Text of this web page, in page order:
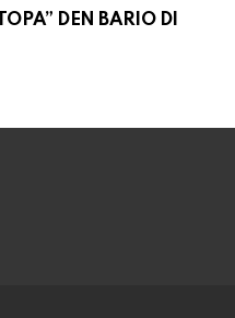
DEN BARIO DI